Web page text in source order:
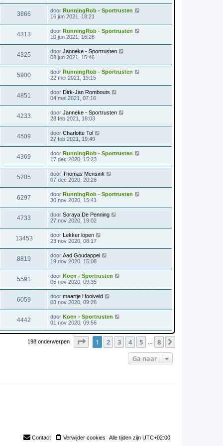
3866 door RunningRob - Sportrusten
16 jun 2021, 18:21
4313 door RunningRob - Sportrusten
10 jun 2021, 16:28
4325 door Janneke - Sportrusten
08 jun 2021, 15:46
5900 door RunningRob - Sportrusten
22 mei 2021, 19:15
4851 door Dirk-Jan Rombouts
04 mei 2021, 07:16
4233 door Janneke - Sportrusten
28 feb 2021, 18:03
4509 door Charlotte Tol
27 feb 2021, 19:49
4369 door RunningRob - Sportrusten
17 dec 2020, 15:23
5205 door Thomas Mensink
07 dec 2020, 20:26
6297 door RunningRob - Sportrusten
30 nov 2020, 15:41
4733 door Soraya De Penning
27 nov 2020, 19:02
13453 door Lekker lopen
23 nov 2020, 08:17
8819 door Aad Goudappel
19 nov 2020, 15:08
5591 door Koen - Sportrusten
05 nov 2020, 09:35
6059 door maartje Hooiveld
03 nov 2020, 09:26
4442 door Koen - Sportrusten
01 nov 2020, 09:56
198 onderwerpen Pagina1 van 8
1 2 3 4 5 8
Ga naar
Alle tijden zijn UTC+02:00
Verwijder cookies
Contact